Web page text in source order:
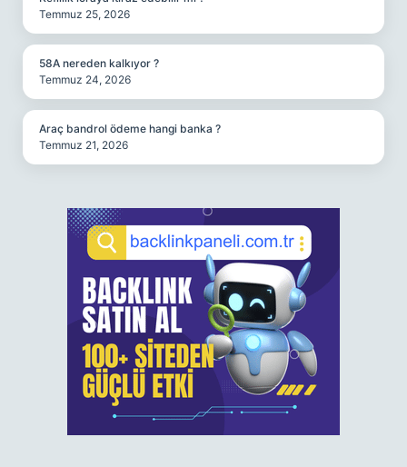
Temmuz 25, 2026
58A nereden kalkıyor ?
Temmuz 24, 2026
Araç bandrol ödeme hangi banka ?
Temmuz 21, 2026